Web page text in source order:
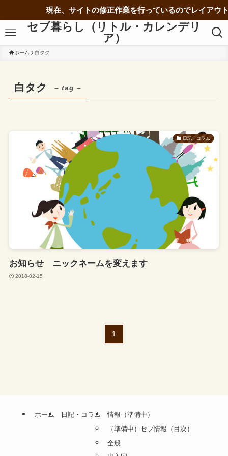
現在、サイトの修正作業を行っているのでレイアウ
セブ暮らし（リトル・カレンデリ
ア）
ホーム 白タク
白タク – tag –
日記・コラム
お知らせ ニックネームを変えます
2018-02-15
1
ホーム 日記・コラム
情報（準備中）
（準備中）セブ情報（目次）
全般